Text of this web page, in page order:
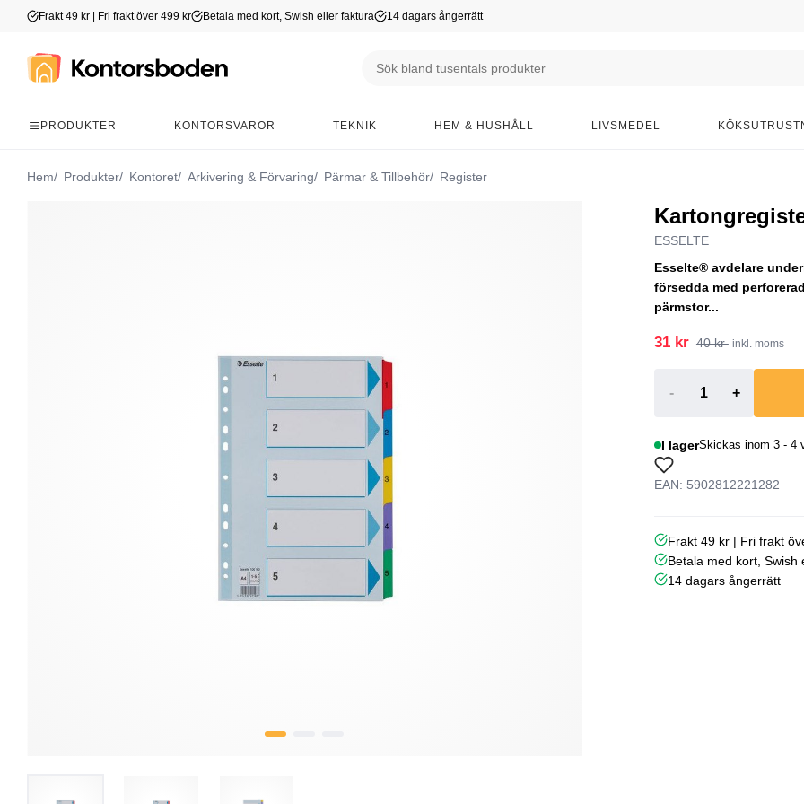
Frakt 49 kr | Fri frakt över 499 kr Betala med kort, Swish eller faktura 14 dagars ångerrätt
PRODUKTER KONTORSVAROR TEKNIK HEM & HUSHÅLL LIVSMEDEL
Hem Produkter Kontoret Arkivering & Förvaring Pärmar & Tillbehör Register
ESSELTE
Esselte® avdelare
försedda med
pärmstor...
31 kr 40 kr inkl. moms
- +
I lagerSkickas inom 3 - 4
EAN: 5902812221282
Frakt 49 kr | Fri frakt
Betala med kort, Swish
14 dagars ångerrätt